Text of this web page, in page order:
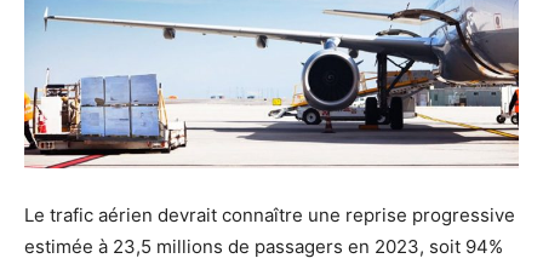
Le trafic aérien devrait connaître une reprise progressive
estimée à 23,5 millions de passagers en 2023, soit 94%